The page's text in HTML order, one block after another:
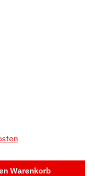
gewünschten
Warenkorb